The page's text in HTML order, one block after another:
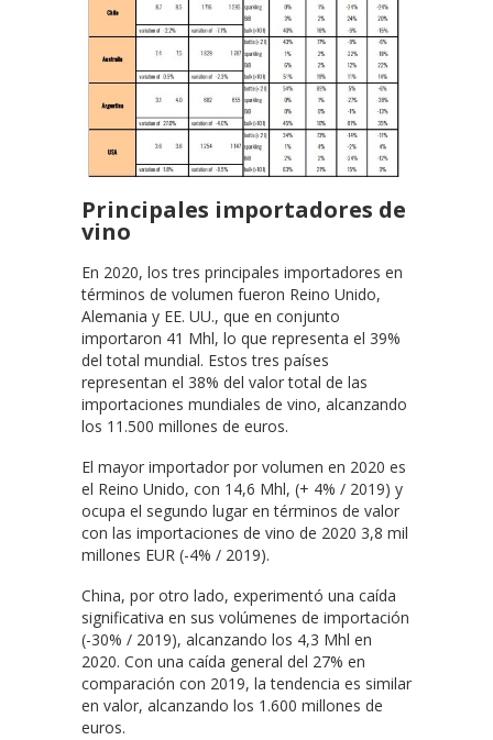
Principales importadores de
vino
En 2020, los tres principales importadores en
términos de volumen fueron Reino Unido,
Alemania y EE. UU., que en conjunto
importaron 41 Mhl, lo que representa el 39%
del total mundial. Estos tres países
representan el 38% del valor total de las
importaciones mundiales de vino, alcanzando
los 11.500 millones de euros.
El mayor importador por volumen en 2020 es
el Reino Unido, con 14,6 Mhl, (+ 4% / 2019) y
ocupa el segundo lugar en términos de valor
con las importaciones de vino de 2020 3,8 mil
millones EUR (-4% / 2019).
China, por otro lado, experimentó una caída
significativa en sus volúmenes de importación
(-30% / 2019), alcanzando los 4,3 Mhl en
2020. Con una caída general del 27% en
comparación con 2019, la tendencia es similar
en valor, alcanzando los 1.600 millones de
euros.